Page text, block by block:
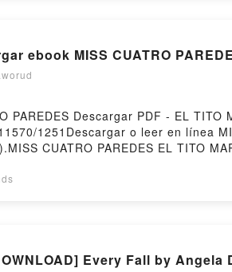
ebook MISS CUATRO
PAREDES Descargar PDF - EL
1251Descargar o leer en línea
CUATRO PAREDES EL TITO
PAREDES EL TITO MARSI
Every Fall by